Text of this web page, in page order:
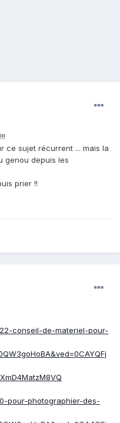
ce sujet récurrent ... mais la
genou depuis les
prier !!
conseil-de-materiel-pour-
pour-photographier-des-